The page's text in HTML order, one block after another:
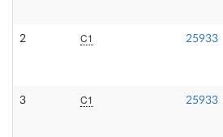
2 C1 25933
3 C1 25933